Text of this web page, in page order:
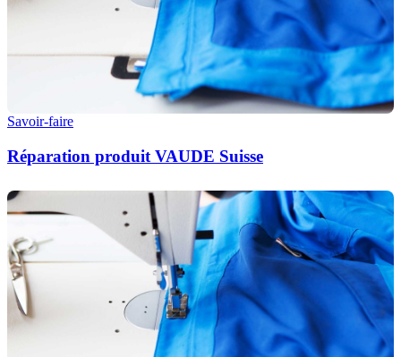
Savoir-faire
Réparation produit VAUDE Suisse